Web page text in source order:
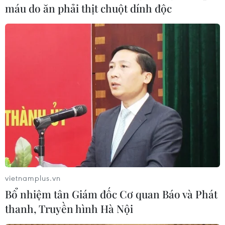
doanh thu quảng cáo của mạng xã hội lớn nhất
thế giới lại sụt giảm do các doanh nghiệp cắt
(Vietnam+)
máu do ăn phải thịt chuột dính độc
vietnamplus.vn
Bổ nhiệm tân Giám đốc Cơ quan Báo và Phát
thanh, Truyền hình Hà Nội